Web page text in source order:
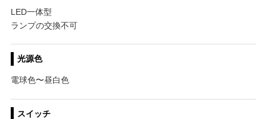
LED一体型
ランプの交換不可
光源色
電球色〜昼白色
スイッチ